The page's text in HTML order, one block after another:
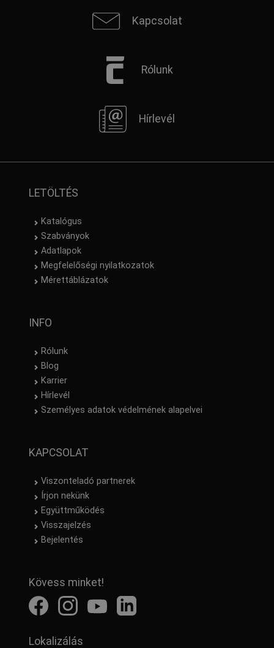
Kapcsolat
Rólunk
Hírlevél
LETÖLTÉS
Katalógus
Szabványok
Adatlapok
Megfelelőségi nyilatkozatok
Mérettáblázatok
INFO
Rólunk
Blog
Karrier
Hírlevél
Személyes adatok védelmének alapelvei
KAPCSOLAT
Viszonteladó partnerek
Írjon nekünk
Együttműködés
Visszajelzés
Bejelentés
Kövess minket!
Lokalizálás